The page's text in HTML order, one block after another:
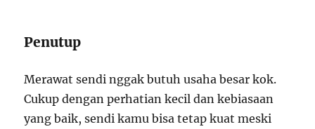
Penutup
Merawat sendi nggak butuh usaha besar kok.
Cukup dengan perhatian kecil dan kebiasaan
yang baik, sendi kamu bisa tetap kuat meski